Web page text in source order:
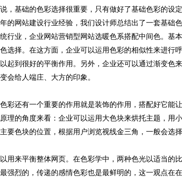
，基础的色彩选择很重要，只有做好了基础色彩的设
的网站建设行业经验，我们设计师总结出了一套基础
行业，企业网站营销型网站选暖色系搭配中间色。基
选择。在这方面，企业可以运用色彩的相似性来进行
起到很好的平衡作用。另外，企业还可以通过渐变色
会给人端庄、大方的印象。
彩还有一个重要的作用就是装饰的作用，搭配好它能
理的角度来看：企业可以运用大色块来烘托主题，用
要色块的位置，根据用户浏览视线金三角，一般会选择
用来平衡整体网页。在色彩学中，两种色光以适当的
强烈的，传递的感情色彩也是最鲜明的，这一观点在